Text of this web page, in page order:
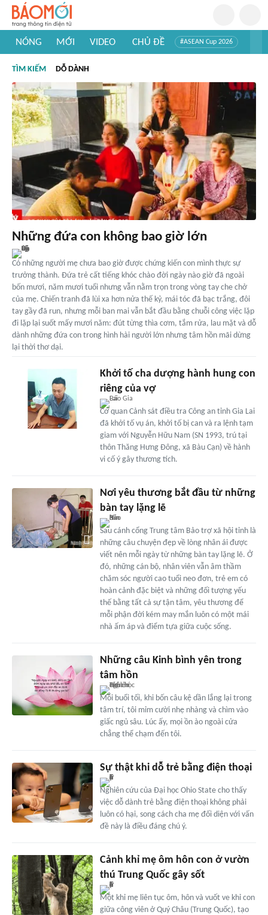
NÓNG MỚI VIDEO CHỦ ĐỀ #ASEAN Cup 2026
#Khám phá thế giới
TÌM KIẾM DỖ DÀNH
Những đứa con không bao giờ lớn
Có những người mẹ chưa bao giờ được chứng kiến con mình thực sự
trưởng thành. Đứa trẻ cất tiếng khóc chào đời ngày nào giờ đã ngoài
bốn mươi, năm mươi tuổi nhưng vẫn nằm trọn trong vòng tay che chở
của mẹ. Chiến tranh đã lùi xa hơn nửa thế kỷ, mái tóc đã bạc trắng, đôi
tay gầy đã run, nhưng mỗi ban mai vẫn bắt đầu bằng chuỗi công việc lặp
đi lặp lại suốt mấy mươi năm: đút từng thìa cơm, tắm rửa, lau mặt và dỗ
dành những đứa con trong hình hài người lớn nhưng tâm hồn mãi dừng
lại thời thơ dại.
Khởi tố cha dượng hành hung con
riêng của vợ
Cơ quan Cảnh sát điều tra Công an tỉnh Gia Lai
đã khởi tố vụ án, khởi tố bị can và ra lệnh tạm
giam với Nguyễn Hữu Nam (SN 1993, trú tại
thôn Thăng Hưng Đông, xã Bàu Cạn) về hành
vi cố ý gây thương tích.
Nơi yêu thương bắt đầu từ những
bàn tay lặng lẽ
Sau cánh cổng Trung tâm Bảo trợ xã hội tỉnh là
những câu chuyện đẹp về lòng nhân ái được
viết nên mỗi ngày từ những bàn tay lặng lẽ. Ở
đó, những cán bộ, nhân viên vẫn âm thầm
chăm sóc người cao tuổi neo đơn, trẻ em có
hoàn cảnh đặc biệt và những đối tượng yếu
thế bằng tất cả sự tận tâm, yêu thương để
mỗi phận đời kém may mắn luôn có một mái
nhà ấm áp và điểm tựa giữa cuộc sống.
Những câu Kinh bình yên trong
tâm hồn
Mỗi buổi tối, khi bốn câu kệ dần lắng lại trong
tâm trí, tôi mỉm cười nhẹ nhàng và chìm vào
giấc ngủ sâu. Lúc ấy, mọi ồn ào ngoài cửa
chẳng thể chạm đến tôi.
Sự thật khi dỗ trẻ bằng điện thoại
Nghiên cứu của Đại học Ohio State cho thấy
việc dỗ dành trẻ bằng điện thoại không phải
luôn có hại, song cách cha mẹ đối diện với vấn
đề này là điều đáng chú ý.
Cảnh khỉ mẹ ôm hôn con ở vườn
thú Trung Quốc gây sốt
Một khỉ mẹ liên tục ôm, hôn và vuốt ve khỉ con
giữa công viên ở Quý Châu (Trung Quốc), tạo